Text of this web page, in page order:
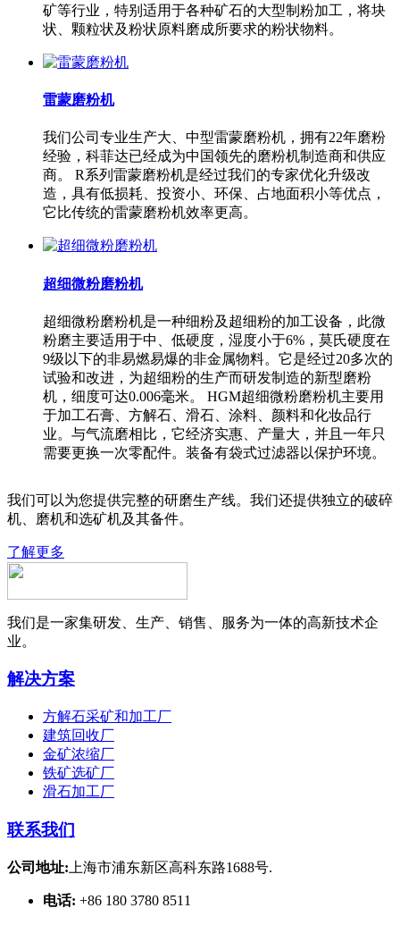
矿等行业，特别适用于各种矿石的大型制粉加工，将块
状、颗粒状及粉状原料磨成所要求的粉状物料。
雷蒙磨粉机
我们公司专业生产大、中型雷蒙磨粉机，拥有22年磨粉
经验，科菲达已经成为中国领先的磨粉机制造商和供应
商。 R系列雷蒙磨粉机是经过我们的专家优化升级改
造，具有低损耗、投资小、环保、占地面积小等优点，
它比传统的雷蒙磨粉机效率更高。
超细微粉磨粉机
超细微粉磨粉机是一种细粉及超细粉的加工设备，此微
粉磨主要适用于中、低硬度，湿度小于6%，莫氏硬度在
9级以下的非易燃易爆的非金属物料。它是经过20多次的
试验和改进，为超细粉的生产而研发制造的新型磨粉
机，细度可达0.006毫米。 HGM超细微粉磨粉机主要用
于加工石膏、方解石、滑石、涂料、颜料和化妆品行
业。与气流磨相比，它经济实惠、产量大，并且一年只
需要更换一次零配件。装备有袋式过滤器以保护环境。
我们可以为您提供完整的研磨生产线。我们还提供独立的破碎
机、磨机和选矿机及其备件。
了解更多
我们是一家集研发、生产、销售、服务为一体的高新技术企
业。
解决方案
方解石采矿和加工厂
建筑回收厂
金矿浓缩厂
铁矿选矿厂
滑石加工厂
联系我们
公司地址: 上海市浦东新区高科东路1688号.
电话: +86 180 3780 8511